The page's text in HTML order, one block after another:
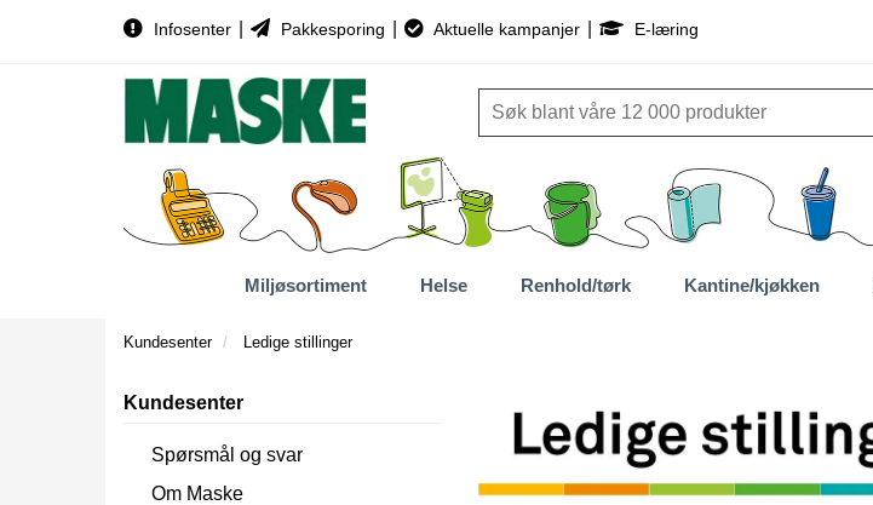
Infosenter Pakkesporing Aktuelle kampanjer E-læring
Miljøsortiment Helse Renhold/tørk Kantine/kjøkken
Kundesenter Ledige stillinger
Kundesenter
Spørsmål og svar
Om Maske